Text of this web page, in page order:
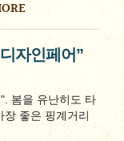
자인페어”
봄을 유난히도 타
좋은 핑계거리